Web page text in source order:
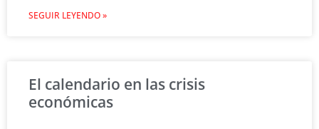
SEGUIR LEYENDO »
El calendario en las crisis
económicas